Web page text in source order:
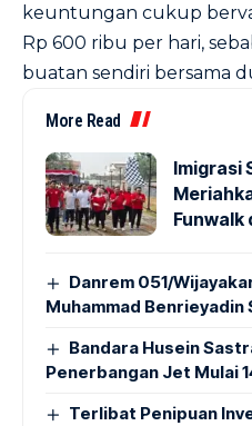
keuntungan cukup
Rp 600 ribu per hari,
buatan sendiri bersama
More Read
Imigrasi
Funwalk
Danrem 051/
Muhammad Benrieyadin
Bandara Husein
Penerbangan Jet Mulai
Terlibat Penipuan